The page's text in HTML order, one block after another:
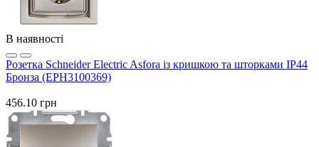
В наявності
Розетка Schneider Electric Asfora із кришкою та шторками IP44
Бронза (EPH3100369)
456.10 грн